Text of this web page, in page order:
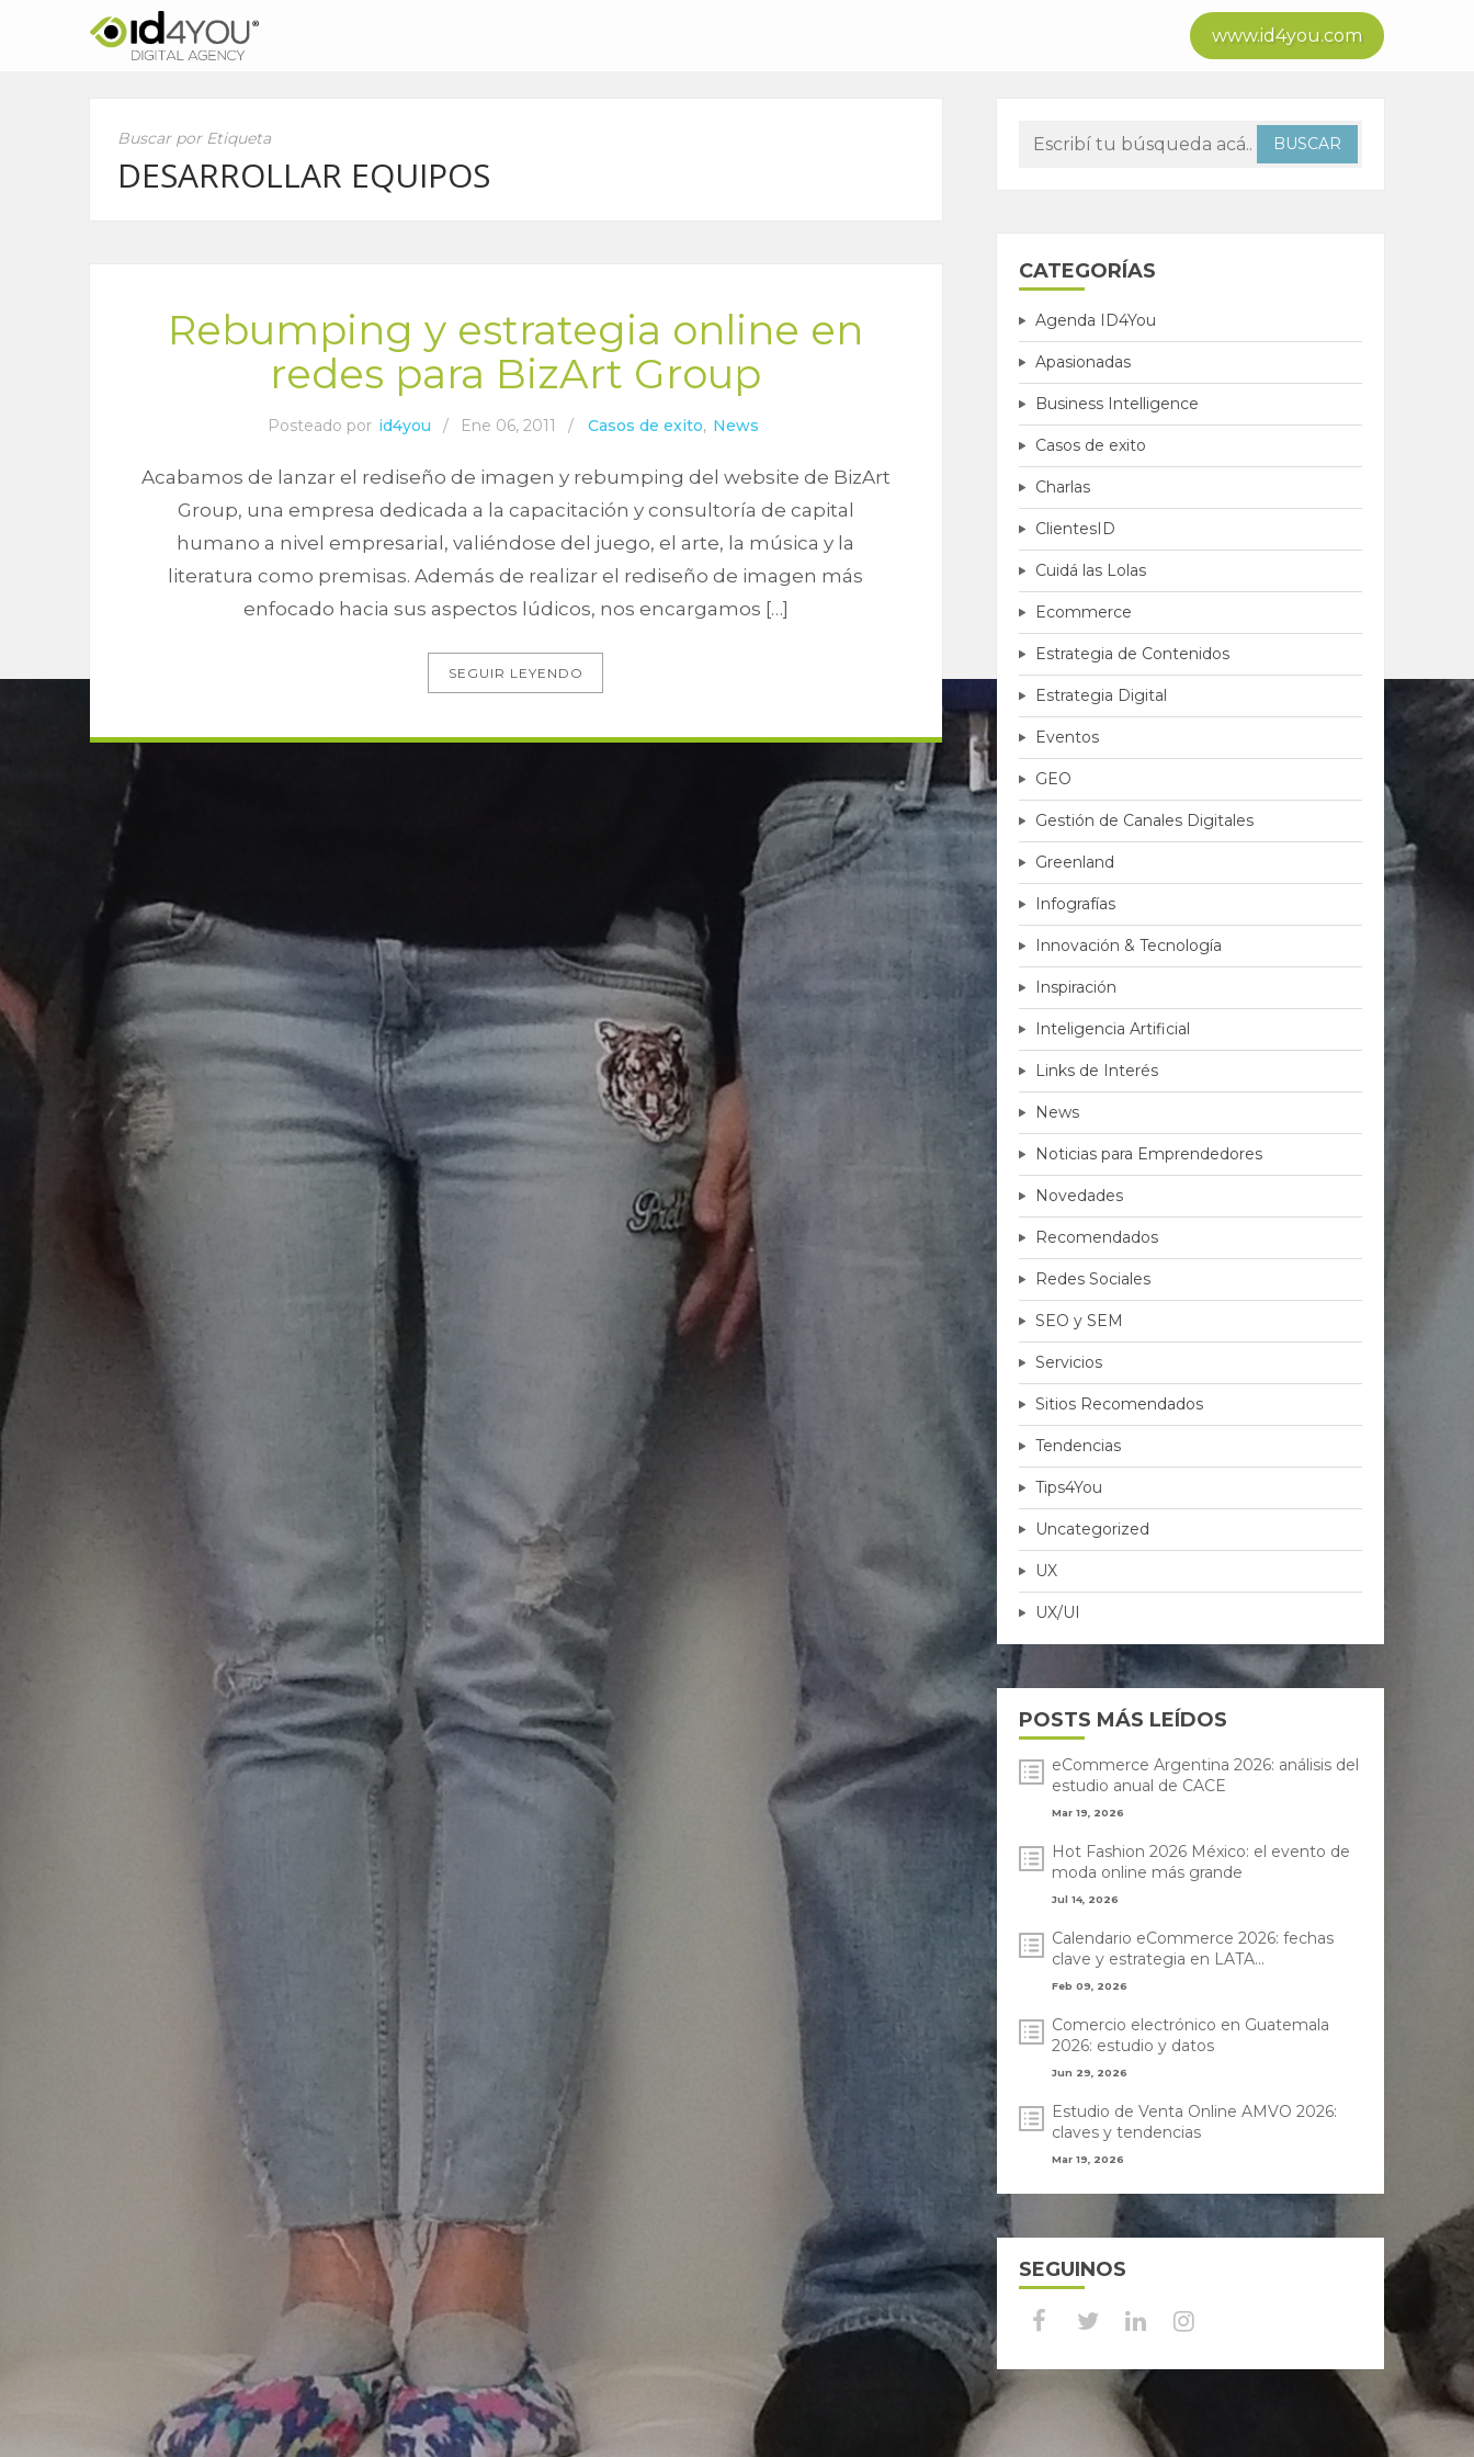
www.id4you.com
Buscar por Etiqueta
DESARROLLAR EQUIPOS
Rebumping y estrategia online en
redes para BizArt Group
Posteado por id4you / Ene 06, 2011 / Casos de exito, News
Acabamos de lanzar el rediseño de imagen y rebumping del website de BizArt
Group, una empresa dedicada a la capacitación y consultoría de capital
humano a nivel empresarial, valiéndose del juego, el arte, la música y la
literatura como premisas. Además de realizar el rediseño de imagen más
enfocado hacia sus aspectos lúdicos, nos encargamos […]
SEGUIR LEYENDO
CATEGORÍAS
Agenda ID4You
Apasionadas
Business Intelligence
Casos de exito
Charlas
ClientesID
Cuidá las Lolas
Ecommerce
Estrategia de Contenidos
Estrategia Digital
Eventos
GEO
Gestión de Canales Digitales
Greenland
Infografías
Innovación & Tecnología
Inspiración
Inteligencia Artificial
Links de Interés
News
Noticias para Emprendedores
Novedades
Recomendados
Redes Sociales
SEO y SEM
Servicios
Sitios Recomendados
Tendencias
Tips4You
Uncategorized
UX
UX/UI
POSTS MÁS LEÍDOS
eCommerce Argentina 2026: análisis del
estudio anual de CACE
Mar 19, 2026
Hot Fashion 2026 México: el evento de
moda online más grande
Jul 14, 2026
Calendario eCommerce 2026: fechas
clave y estrategia en LATA...
Feb 09, 2026
Comercio electrónico en Guatemala
2026: estudio y datos
Jun 29, 2026
Estudio de Venta Online AMVO 2026:
claves y tendencias
Mar 19, 2026
SEGUINOS